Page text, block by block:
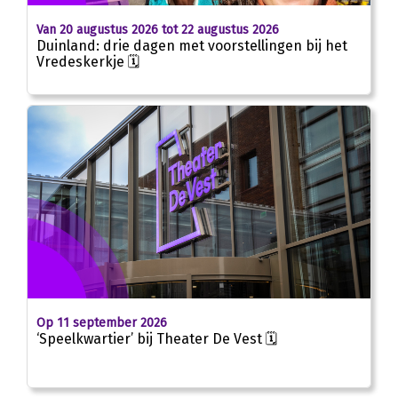
Van 20 augustus 2026 tot 22 augustus 2026
Duinland: drie dagen met voorstellingen bij het
Vredeskerkje 🗓
Op 11 september 2026
‘Speelkwartier’ bij Theater De Vest 🗓